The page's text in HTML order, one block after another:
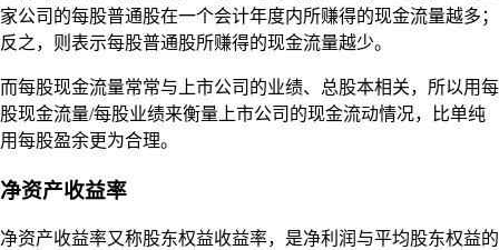
家公司的每股普通股在一个会计年度内所赚得的现金流量越多；
反之，则表示每股普通股所赚得的现金流量越少。
而每股现金流量常常与上市公司的业绩、总股本相关，所以用每
股现金流量/每股业绩来衡量上市公司的现金流动情况，比单纯
用每股盈余更为合理。
净资产收益率
净资产收益率又称股东权益收益率，是净利润与平均股东权益的